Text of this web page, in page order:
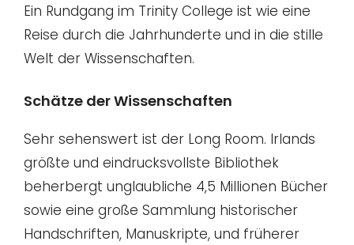
Ein Rundgang im Trinity College ist wie eine
Reise durch die Jahrhunderte und in die stille
Welt der Wissenschaften.
Schätze der Wissenschaften
Sehr sehenswert ist der Long Room. Irlands
größte und eindrucksvollste Bibliothek
beherbergt unglaubliche 4,5 Millionen Bücher
sowie eine große Sammlung historischer
Handschriften, Manuskripte, und früherer